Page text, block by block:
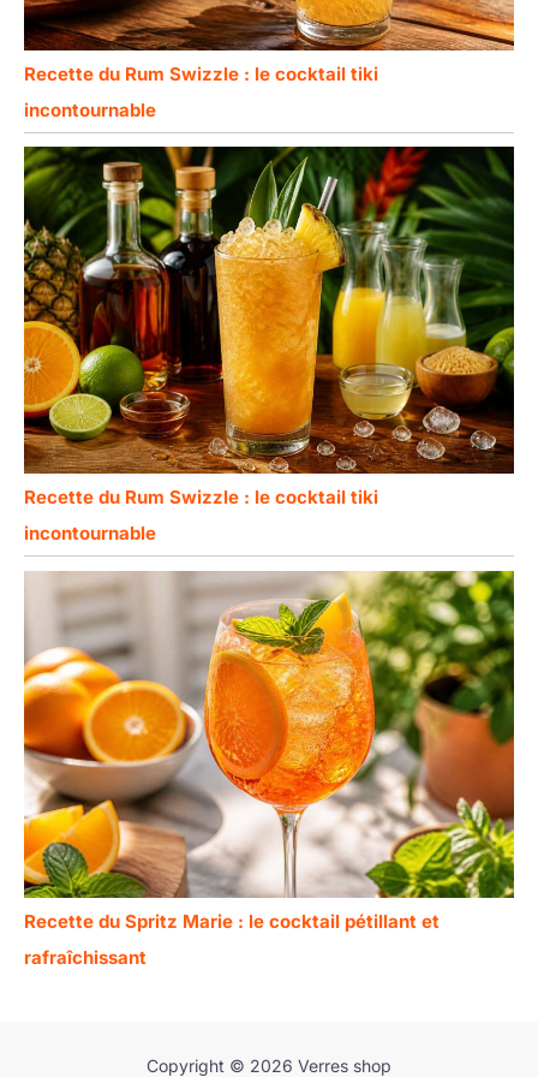
Recette du Rum Swizzle : le cocktail tiki
incontournable
Recette du Rum Swizzle : le cocktail tiki
incontournable
Recette du Spritz Marie : le cocktail pétillant et
rafraîchissant
Copyright © 2026 Verres shop